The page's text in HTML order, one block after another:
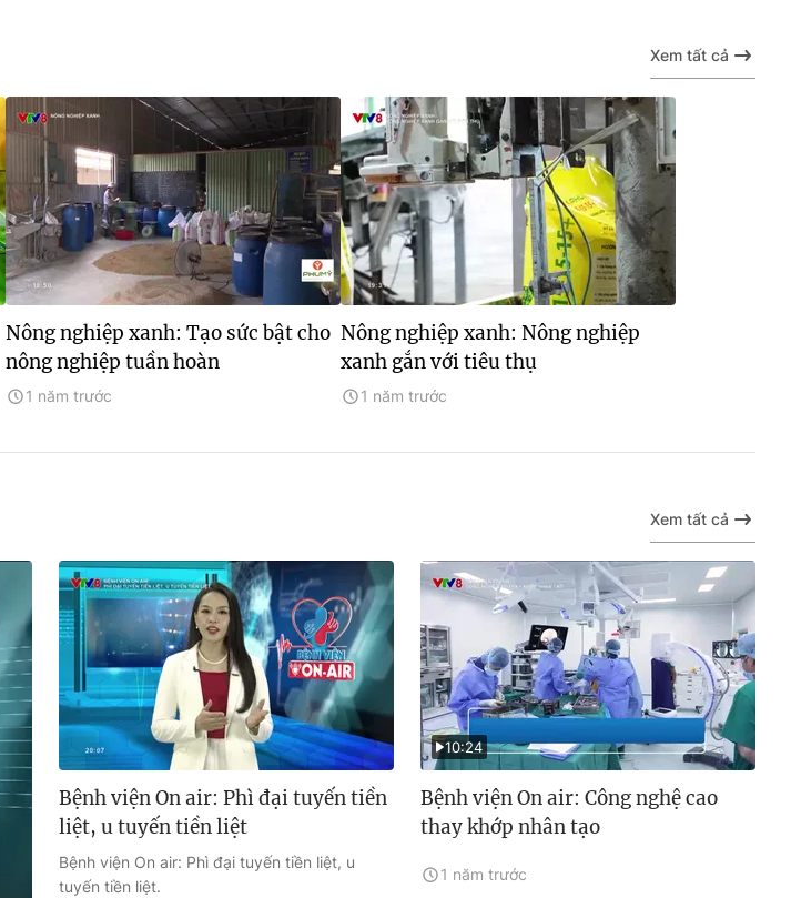
Xem tất cả
Nông nghiệp xanh: Tạo sức bật cho
nông nghiệp tuần hoàn
1 năm trước
Nông nghiệp xanh: Nông nghiệp
xanh gắn với tiêu thụ
1 năm trước
Xem tất cả
Bệnh viện On air: Phì đại tuyến tiền
liệt, u tuyến tiền liệt
Bệnh viện On air: Phì đại tuyến tiền liệt, u
tuyến tiền liệt.
10:24
Bệnh viện On air: Công nghệ cao
thay khớp nhân tạo
1 năm trước